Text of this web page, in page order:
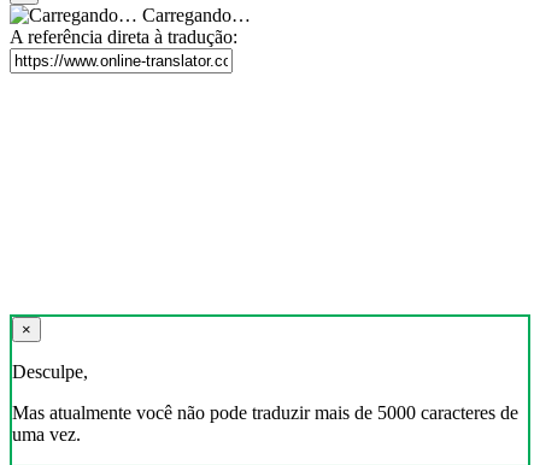
Carregando…
A referência direta à tradução:
×
Desculpe,
Mas atualmente você não pode traduzir mais de 5000 caracteres de
uma vez.